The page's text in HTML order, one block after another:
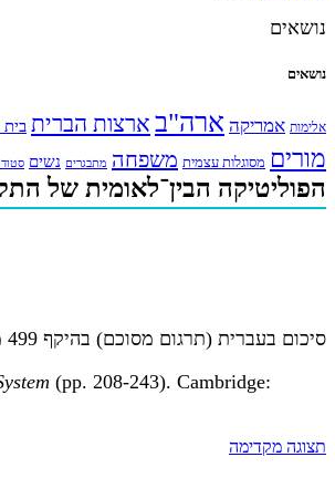
נושאים
נושאים
אלימות אמריקה ארה"ב ארצות הברית
מורים מסוגלות עצמית משפחה מתבגרים נשים
הפוליטיקה הבין־לאומית של
סיכום בעברית (תרגום מסוכם) בהיקף 499 מילים, של הפרק:
(pp. 208-243). Cambridge:
תצוגה מקדימה